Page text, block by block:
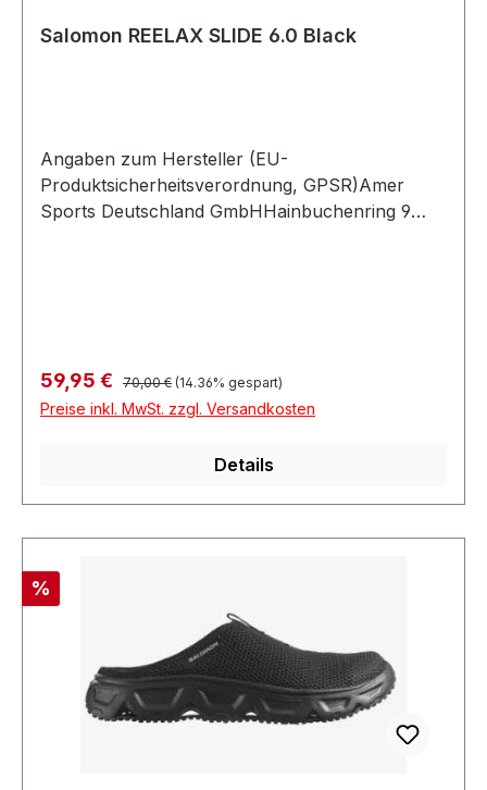
Salomon REELAX SLIDE 6.0 Black
Angaben zum Hersteller (EU-
Produktsicherheitsverordnung, GPSR)Amer
Sports Deutschland GmbHHainbuchenring 9
Verkaufspreis:
59,95 € Regulärer Preis:
70,00 € (14.36% gespart)
Preise inkl. MwSt. zzgl. Versandkosten
Details
Rabatt
%